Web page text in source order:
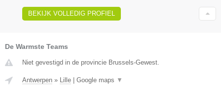
BEKIJK VOLLEDIG PROFIEL
De Warmste Teams
Niet gevestigd in de provincie Brussels-Gewest.
Antwerpen » Lille Google maps ▼